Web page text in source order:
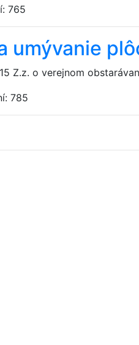
765
umývanie
Z.z. o verejnom
785